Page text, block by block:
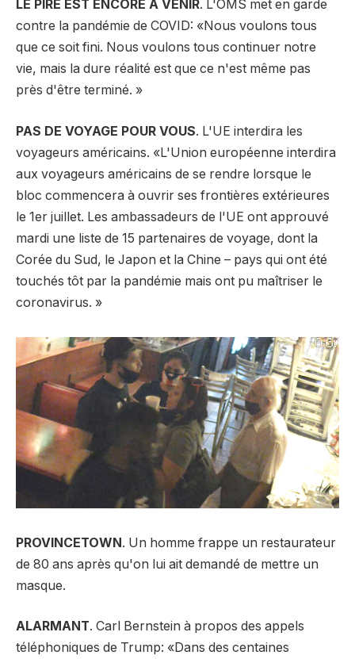
LE PIRE EST ENCORE À VENIR. L'OMS met en garde
contre la pandémie de COVID: «Nous voulons tous
que ce soit fini. Nous voulons tous continuer notre
vie, mais la dure réalité est que ce n'est même pas
près d'être terminé. »
PAS DE VOYAGE POUR VOUS. L'UE interdira les
voyageurs américains. «L'Union européenne interdira
aux voyageurs américains de se rendre lorsque le
bloc commencera à ouvrir ses frontières extérieures
le 1er juillet. Les ambassadeurs de l'UE ont approuvé
mardi une liste de 15 partenaires de voyage, dont la
Corée du Sud, le Japon et la Chine – pays qui ont été
touchés tôt par la pandémie mais ont pu maîtriser le
coronavirus. »
PROVINCETOWN. Un homme frappe un restaurateur
de 80 ans après qu'on lui ait demandé de mettre un
masque.
ALARMANT. Carl Bernstein à propos des appels
téléphoniques de Trump: «Dans des centaines